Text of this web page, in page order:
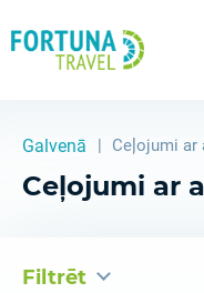
Galvenā Ceļojumi ar
Ceļojumi ar
Filtrēt